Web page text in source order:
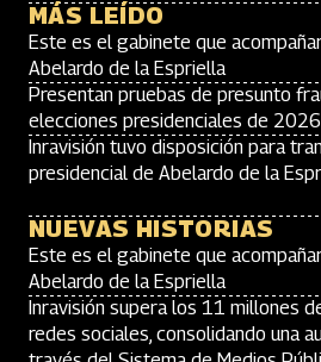
MÁS LEÍDO
Este es el gabinete que
Abelardo de la Espriella
Presentan pruebas de presunto
elecciones presidenciales de 2026
Inravisión tuvo disposición para
presidencial de Abelardo de la
NUEVAS HISTORIAS
Este es el gabinete que
Abelardo de la Espriella
Inravisión supera los 11 millones
redes sociales, consolidando una